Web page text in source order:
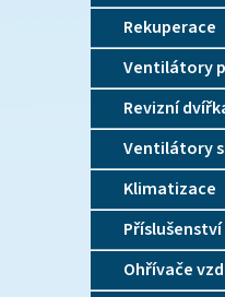
Rekuperace
Ventilátory
Revizní
Ventilátory
Klimatizace
Ohřívače